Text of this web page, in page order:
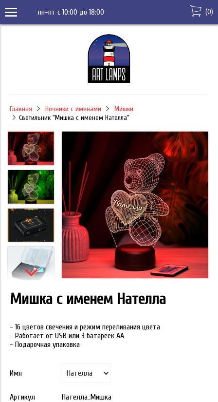
пн-пт с 10:00 до 18:00 (0)
Главная Ночники с именами
Мишки
Светильник "Мишка с именем Нателла"
Мишка с именем Нателла
- 16 цветов свечения и режим переливания цвета
- Работает от USB или 3 батареек АА
- Подарочная упаковка
Имя
Артикул Нателла_Мишка